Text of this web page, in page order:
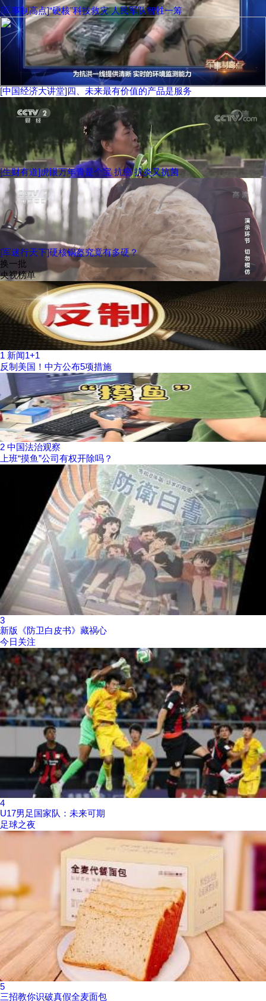
[军事制高点]“硬核”科技救灾 人民军队智胜一筹
[中国经济大讲堂]四、未来最有价值的产品是服务
[生财有道]虎眼万年青是个宝 抗癌 抗炎又抗菌
[军迷行天下]硬核锅盔究竟有多硬？
换一批
央视榜单
1 新闻1+1
反制美国！中方公布5项措施
2 中国法治观察
上班“摸鱼”公司有权开除吗？
3
新版《防卫白皮书》藏祸心
今日关注
4
U17男足国家队：未来可期
足球之夜
5
三招教你识破真假全麦面包